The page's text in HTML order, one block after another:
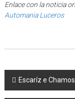
Enlace con la noticia
Automania Luceros
Post
Escaríz e